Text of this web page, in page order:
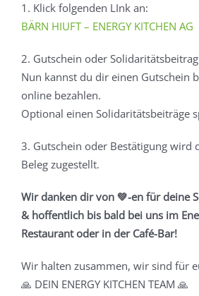
1. Klick folgenden LInk an:
BÄRN HIUFT – ENERGY KITCHEN AG
2. Gutschein oder Solidaritätsbeitrag
Nun kannst du dir einen Gutschein
online bezahlen.
Optional einen Solidaritätsbeiträge
3. Gutschein oder Bestätigung wird
Beleg zugestellt.
Wir danken dir von 💚-en für deine
& hoffentlich bis bald bei uns im
Restaurant oder in der Café-Bar!
Wir halten zusammen, wir sind für
🙏 DEIN ENERGY KITCHEN TEAM 🙏